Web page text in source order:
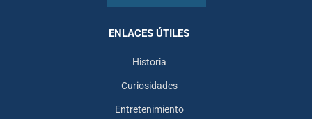
ENLACES ÚTILES
Historia
Curiosidades
Entretenimiento